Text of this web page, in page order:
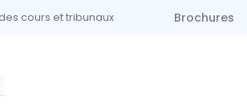
cours et tribunaux Brochures